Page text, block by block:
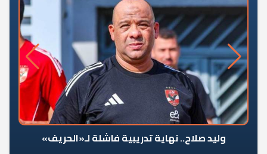
وليد صلاح.. نهاية تدريبية فاشلة لـ«الحريف»